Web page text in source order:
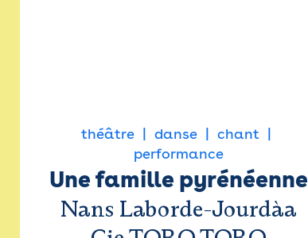
théâtre danse
chant
performance
Une famille pyrénéenne
Nans Laborde-Jourdàa